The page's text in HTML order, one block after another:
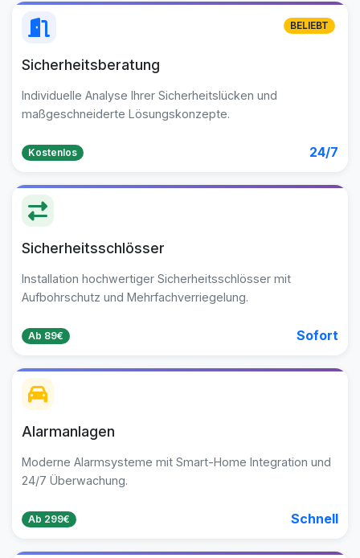
Sicherheitsberatung
Individuelle Analyse Ihrer Sicherheitslücken und
maßgeschneiderte Lösungskonzepte.
Kostenlos 24/7
BELIEBT
Sicherheitsschlösser
Installation hochwertiger Sicherheitsschlösser mit
Aufbohrschutz und Mehrfachverriegelung.
Ab 89€ Sofort
Alarmanlagen
Moderne Alarmsysteme mit Smart-Home Integration und
24/7 Überwachung.
Ab 299€ Schnell